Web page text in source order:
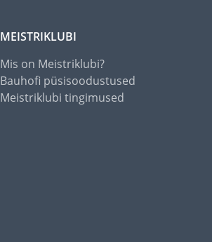
MEISTRIKLUBI
Mis on Meistriklubi?
Bauhofi püsisoodustused
Meistriklubi tingimused